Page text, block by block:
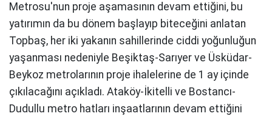
Metrosu'nun proje aşamasının devam ettiğini, bu
yatırımın da bu dönem başlayıp biteceğini anlatan
Topbaş, her iki yakanın sahillerinde ciddi yoğunluğun
yaşanması nedeniyle Beşiktaş-Sarıyer ve Üsküdar-
Beykoz metrolarının proje ihalelerine de 1 ay içinde
çıkılacağını açıkladı. Ataköy-İkitelli ve Bostancı-
Dudullu metro hatları inşaatlarının devam ettiğini